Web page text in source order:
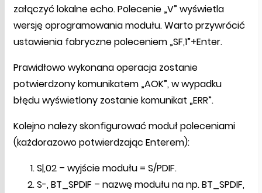
załączyć lokalne echo. Polecenie „V” wyświetla
wersję oprogramowania modułu. Warto przywrócić
ustawienia fabryczne poleceniem „SF,1”+Enter.
Prawidłowo wykonana operacja zostanie
potwierdzony komunikatem „AOK”, w wypadku
błędu wyświetlony zostanie komunikat „ERR”.
Kolejno należy skonfigurować moduł poleceniami
(każdorazowo potwierdzając Enterem):
S|,02 – wyjście modułu = S/PDIF.
S-, BT_SPDIF – nazwę modułu na np. BT_SPDIF,